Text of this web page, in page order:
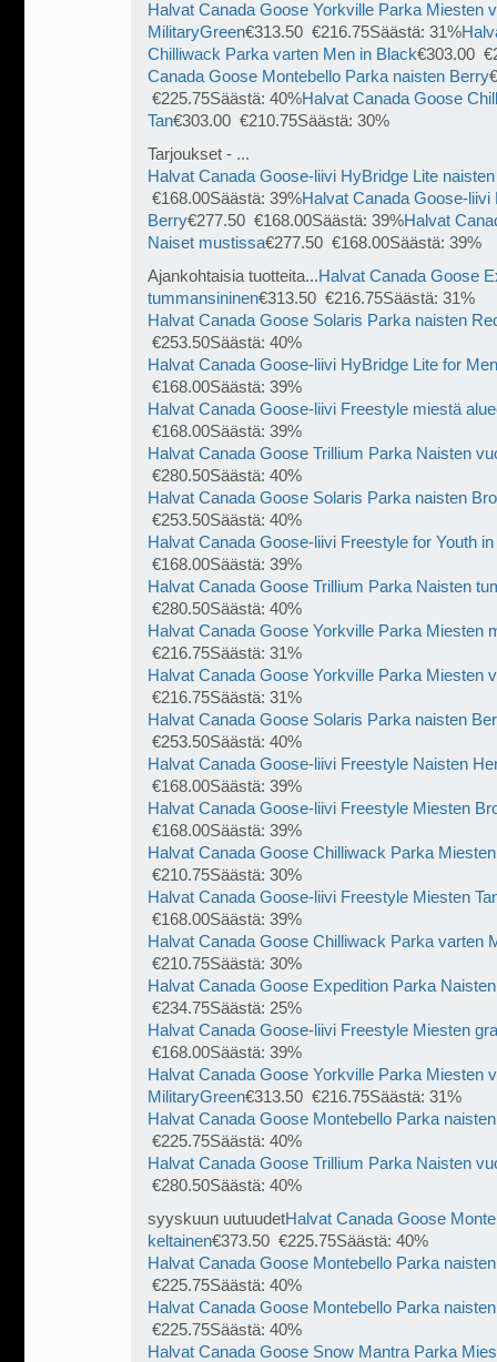
Halvat Canada Goose Yorkville Parka Miesten
MilitaryGreen€313.50 €216.75Säästä: 31%
Chilliwack Parka varten Men in Black€303.00
Canada Goose Montebello Parka naisten Berry
€225.75Säästä: 40%Halvat Canada Goose
Tan€303.00 €210.75Säästä: 30%
Tarjoukset - ...
Halvat Canada Goose-liivi HyBridge Lite naisten
€168.00Säästä: 39%Halvat Canada Goose-
Berry€277.50 €168.00Säästä: 39%Halvat
Naiset mustissa€277.50 €168.00Säästä: 39%
Ajankohtaisia tuotteita...Halvat Canada Goose
tummansininen€313.50 €216.75Säästä: 31%
Halvat Canada Goose Solaris Parka naisten
€253.50Säästä: 40%
Halvat Canada Goose-liivi HyBridge Lite for
€168.00Säästä: 39%
Halvat Canada Goose-liivi Freestyle miestä
€168.00Säästä: 39%
Halvat Canada Goose Trillium Parka Naisten
€280.50Säästä: 40%
Halvat Canada Goose Solaris Parka naisten
€253.50Säästä: 40%
Halvat Canada Goose-liivi Freestyle for Youth
€168.00Säästä: 39%
Halvat Canada Goose Trillium Parka Naisten
€280.50Säästä: 40%
Halvat Canada Goose Yorkville Parka Miesten
€216.75Säästä: 31%
Halvat Canada Goose Yorkville Parka Miesten
€216.75Säästä: 31%
Halvat Canada Goose Solaris Parka naisten
€253.50Säästä: 40%
Halvat Canada Goose-liivi Freestyle Naisten
€168.00Säästä: 39%
Halvat Canada Goose-liivi Freestyle Miesten
€168.00Säästä: 39%
Halvat Canada Goose Chilliwack Parka Miesten
€210.75Säästä: 30%
Halvat Canada Goose-liivi Freestyle Miesten
€168.00Säästä: 39%
Halvat Canada Goose Chilliwack Parka varten
€210.75Säästä: 30%
Halvat Canada Goose Expedition Parka
€234.75Säästä: 25%
Halvat Canada Goose-liivi Freestyle Miesten
€168.00Säästä: 39%
Halvat Canada Goose Yorkville Parka Miesten
MilitaryGreen€313.50 €216.75Säästä: 31%
Halvat Canada Goose Montebello Parka
€225.75Säästä: 40%
Halvat Canada Goose Trillium Parka Naisten
€280.50Säästä: 40%
syyskuun uutuudetHalvat Canada Goose
keltainen€373.50 €225.75Säästä: 40%
Halvat Canada Goose Montebello Parka
€225.75Säästä: 40%
Halvat Canada Goose Montebello Parka
€225.75Säästä: 40%
Halvat Canada Goose Snow Mantra Parka